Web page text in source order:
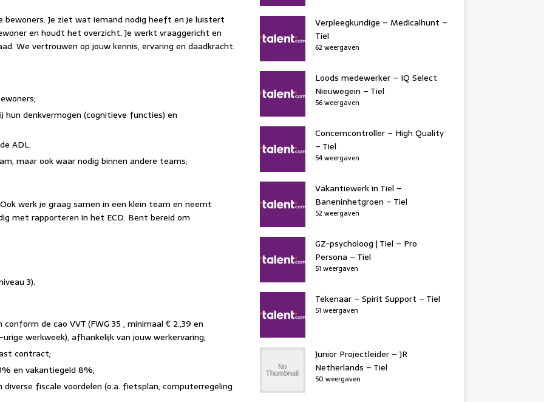
bewoners. Je ziet wat iemand nodig heeft en je luistert
en houdt het overzicht. Je werkt vraaggericht en
We vertrouwen op jouw kennis, ervaring en daadkracht.
denkvermogen (cognitieve functies) en
ADL.
maar ook waar nodig binnen andere teams;
werk je graag samen in een klein team en neemt
met rapporteren in het ECD. Bent bereid om
3).
de cao VVT (FWG 35 , minimaal € 2.,39 en
werkweek), afhankelijk van jouw werkervaring;
contract;
en vakantiegeld 8%;
fiscale voordelen (o.a. fietsplan, computerregeling
Verpleegkundige – Medicalhunt –
Tiel
62 weergaven
Loods medewerker – IQ Select
Nieuwegein – Tiel
56 weergaven
Concerncontroller – High Quality
– Tiel
54 weergaven
Vakantiewerk in Tiel –
Baneninhetgroen – Tiel
52 weergaven
GZ-psycholoog | Tiel – Pro
Persona – Tiel
51 weergaven
Tekenaar – Spirit Support – Tiel
51 weergaven
Junior Projectleider – JR
Netherlands – Tiel
50 weergaven